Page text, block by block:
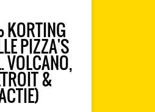
PIZZA'S
VOLCANO,
&